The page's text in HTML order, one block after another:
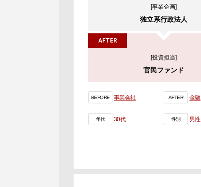
[事業企画]
独立系行政法人
AFTER
[投資担当]
官民ファンド
BEFORE 事業会社 AFTER 金融
年代 30代 性別 男性